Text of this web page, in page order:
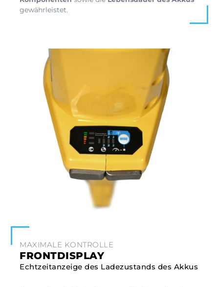
gewährleistet.
MAXIMALE KONTROLLE
FRONTDISPLAY
Echtzeitanzeige des Ladezustands des Akkus